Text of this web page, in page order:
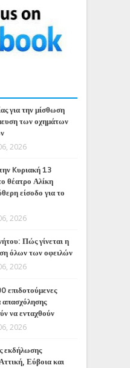
για την μίσθωση
των οχημάτων
2026
Kυριακή 13
θέατρο Αλίκη
είσοδο για το
2026
Πώς γίνεται η
όλων των οφειλών
2026
επιδοτούμενες
απασχόλησης
να ενταχθούν
2026
εκδήλωσης
Εύβοια και